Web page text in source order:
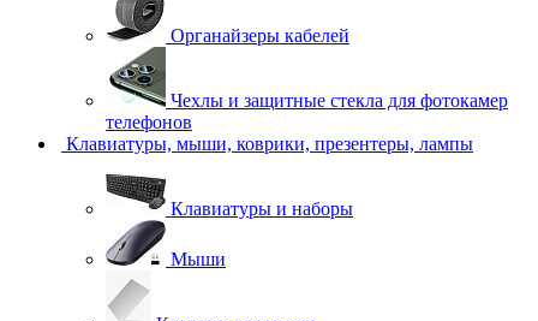
Органайзеры кабелей
Чехлы и защитные стекла для фотокамер
телефонов
Клавиатуры, мыши, коврики, презентеры, лампы
Клавиатуры и наборы
Мыши